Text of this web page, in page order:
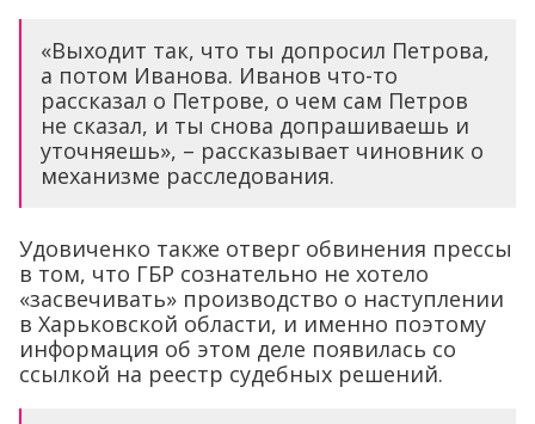
«Выходит так, что ты допросил Петрова,
а потом Иванова. Иванов что-то
рассказал о Петрове, о чем сам Петров
не сказал, и ты снова допрашиваешь и
уточняешь», – рассказывает чиновник о
механизме расследования.
Удовиченко также отверг обвинения прессы
в том, что ГБР сознательно не хотело
«засвечивать» производство о наступлении
в Харьковской области, и именно поэтому
информация об этом деле появилась со
ссылкой на реестр судебных решений.